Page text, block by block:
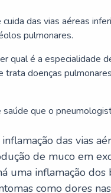
das vias aéreas
pulmonares.
qual é a especialidade
trata doenças
que o
das vias
de muco em
uma inflamação
como dores